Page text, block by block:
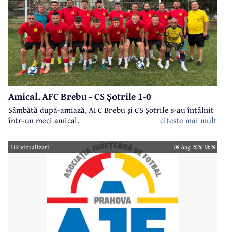
Amical. AFC Brebu - CS Șotrile 1-0
Sâmbătă după-amiază, AFC Brebu și CS Șotrile s-au întâlnit
într-un meci amical.
citeste mai mult
312 vizualizari 08 Aug 2026 18:29